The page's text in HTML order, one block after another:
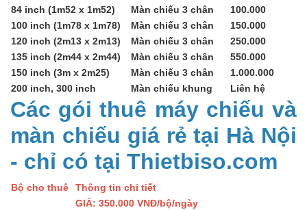
84 inch (1m52 x 1m52)
Màn chiếu 3 chân
100.000
100 inch (1m78 x 1m78)
Màn chiếu 3 chân
150.000
120 inch (2m13 x 2m13)
Màn chiếu 3 chân
250.000
135 inch (2m44 x 2m44)
Màn chiếu 3 chân
550.000
150 inch (3m x 2m25)
Màn chiếu 3 chân
1.000.000
200 inch, 300 inch
Màn chiếu khung Liên hệ
Các gói thuê máy chiếu và
màn chiếu giá rẻ tại Hà Nội
- chỉ có tại Thietbiso.com
Bộ cho thuê Thông tin chi tiết
GIÁ: 350.000 VNĐ/bộ/ngày